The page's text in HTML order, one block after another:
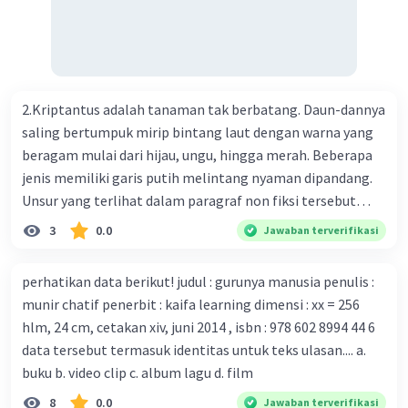
bersama sejumlah perusahaan biotek dan vaksin.
Beberapa waktu lalu, Kepala Laboratorium Identifikasi
Virus dari Institut Peter Doherty untuk Infeksi dan
kekebalan, Melbourne, Julian Druce, menyatakan mereka
mengembangkan virus Corona versi laboratorium dari
tubuh pasien yang terinfeksi untuk uji coba. Tanggapan
yang sesuai dengan berita tersebut adalah ... A.
serangan virus Corona dengan menemukan vaksin virus
tersebut. B. Para ilmuan perlu segera mempelajari virus
corona yang menjadi masalah besar bagi kesehatan dunia
karena persebarannya sangat cepat. C. Masyarakat perlu
mawas diri dan menjaga kesehatan dalam menghadapi
serangan virus corona yang mulai menyebar di Indonesia,
2.Kriptantus adalah tanaman tak berbatang. Daun-dannya
saling bertumpuk mirip bintang laut dengan warna yang
beragam mulai dari hijau, ungu, hingga merah. Beberapa
jenis memiliki garis putih melintang nyaman dipandang.
Unsur yang terlihat dalam paragraf non fiksi tersebut
adalah... A. cara menyajikan isi buku B. bahasa yang
digunakan C. tokoh dan penokohan D. penyajian alur cerita
3 0.0 Jawaban terverifikasi
perhatikan data berikut! judul : gurunya manusia penulis :
munir chatif penerbit : kaifa learning dimensi : xx = 256
hlm, 24 cm, cetakan xiv, juni 2014 , isbn : 978 602 8994 44 6
data tersebut termasuk identitas untuk teks ulasan.... a.
buku b. video clip c. album lagu d. film
8 0.0 Jawaban terverifikasi